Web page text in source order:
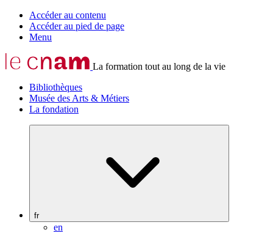
Accéder au contenu
Accéder au pied de page
Menu
La formation tout au long de la vie
Bibliothèques
Musée des Arts & Métiers
La fondation
fr
en